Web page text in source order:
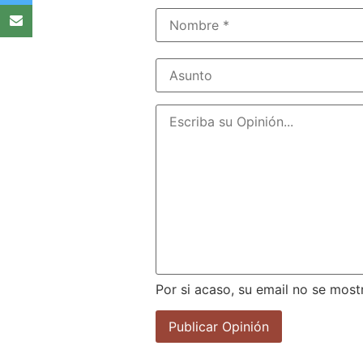
Por si acaso, su email no se